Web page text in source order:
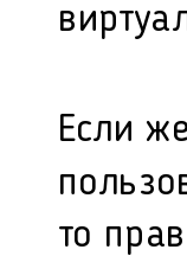
Если
то